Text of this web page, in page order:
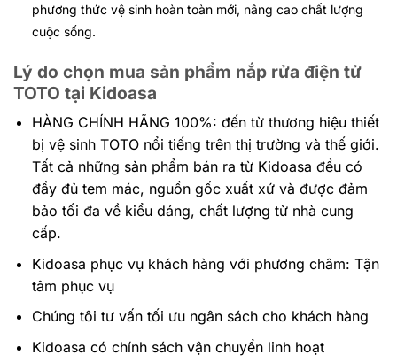
phương thức vệ sinh hoàn toàn mới, nâng cao chất lượng
cuộc sống.
Lý do chọn mua sản phẩm nắp rửa điện tử
TOTO tại Kidoasa
HÀNG CHÍNH HÃNG 100%: đến từ thương hiệu thiết
bị vệ sinh TOTO nổi tiếng trên thị trường và thế giới.
Tất cả những sản phẩm bán ra từ Kidoasa đều có
đầy đủ tem mác, nguồn gốc xuất xứ và được đảm
bảo tối đa về kiểu dáng, chất lượng từ nhà cung
cấp.
Kidoasa phục vụ khách hàng với phương châm: Tận
tâm phục vụ
Chúng tôi tư vấn tối ưu ngân sách cho khách hàng
Kidoasa có chính sách vận chuyển linh hoạt